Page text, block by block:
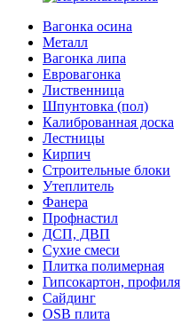
Вагонка осина
Металл
Вагонка липа
Евровагонка
Лиственница
Шпунтовка (пол)
Калиброванная доска
Лестницы
Кирпич
Строительные блоки
Утеплитель
Фанера
Профнастил
ДСП, ДВП
Сухие смеси
Плитка полимерная
Гипсокартон, профиля
Сайдинг
OSB плита